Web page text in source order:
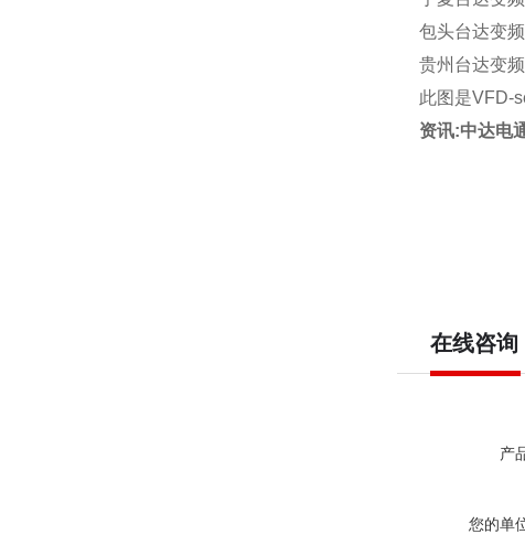
包头台达变
贵州台达变
此图是VFD-
资讯:中达电
在线咨询
产
您的单